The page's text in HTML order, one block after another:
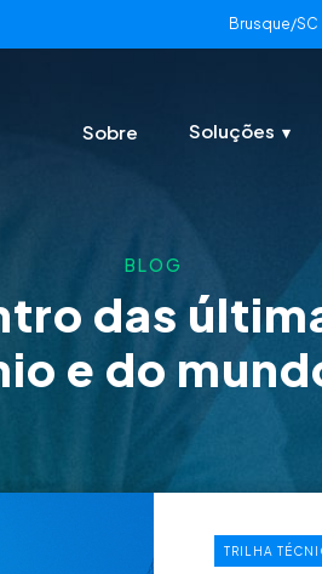
Brusque/SC
Sobre Soluções
BLOG
das
e do
TRILHA